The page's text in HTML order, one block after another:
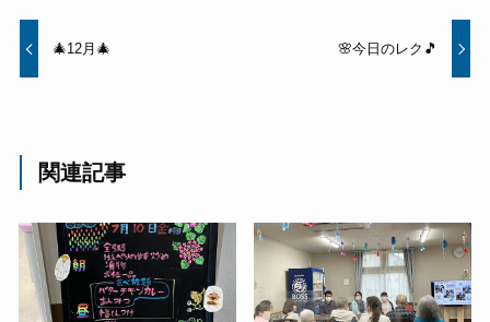
🎄12月🎄 🌸今日のレク🎵
関連記事